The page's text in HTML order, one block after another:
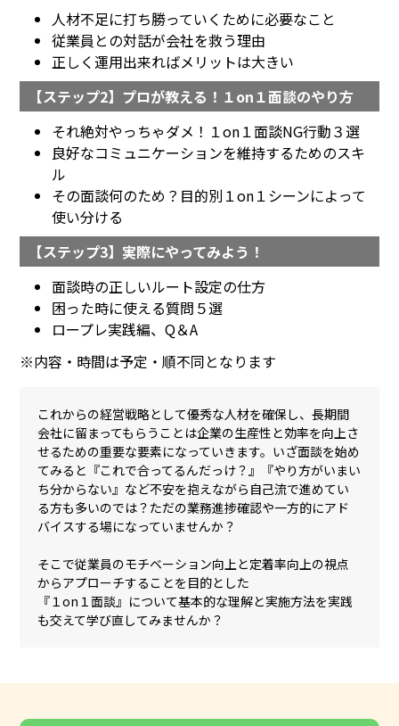
人材不足に打ち勝っていくために必要なこと
従業員との対話が会社を救う理由
正しく運用出来ればメリットは大きい
【ステップ2】プロが教える！１on１面談のやり方
それ絶対やっちゃダメ！１on１面談NG行動３選
良好なコミュニケーションを維持するためのスキ
ル
その面談何のため？目的別１on１シーンによって
使い分ける
【ステップ3】実際にやってみよう！
面談時の正しいルート設定の仕方
困った時に使える質問５選
ロープレ実践編、Q＆A
※内容・時間は予定・順不同となります
これからの経営戦略として優秀な人材を確保し、長期間
会社に留まってもらうことは企業の生産性と効率を向上さ
せるための重要な要素になっていきます。いざ面談を始め
てみると『これで合ってるんだっけ？』『やり方がいまい
ち分からない』など不安を抱えながら自己流で進めてい
る方も多いのでは？ただの業務進捗確認や一方的にアド
バイスする場になっていませんか？
そこで従業員のモチベーション向上と定着率向上の視点
からアプローチすることを目的とした
『１on１面談』について基本的な理解と実施方法を実践
も交えて学び直してみませんか？